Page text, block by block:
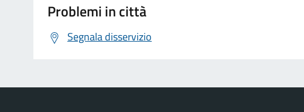
Problemi in città
Segnala disservizio